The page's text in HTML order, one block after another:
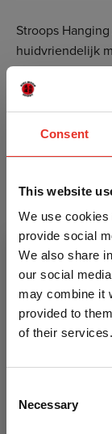
Consent
This website
We use
provide social
We also share
our social
may combine it
provided to
of their services.
Selection
Necessary
Stroops
huidvriendelijk
Hanging Abs
gedeelte voor
iedere stang
Omtrek: 155
De Hanging
Merk
Itemcode
Heb je een